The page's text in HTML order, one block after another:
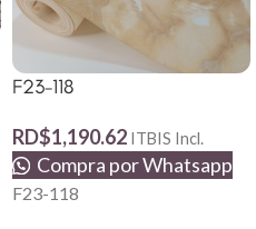
F23-118
RD$1,190.62 ITBIS Incl.
Compra por Whatsapp
F23-118